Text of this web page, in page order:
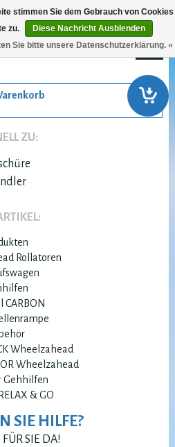
ZU:
Rollatoren
CARBON
Wheelzahead
Wheelzahead
Gehhilfen
& GO
SIE HILFE?
SIE DA!
stimmen Sie dem Gebrauch von Cookies
zu.
Diese Nachricht Ausblenden
Sie bitte unsere Datenschutzerklärung. »